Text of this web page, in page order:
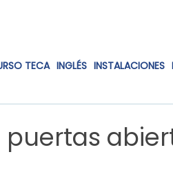
TECA INGLÉS INSTALACIONES
puertas